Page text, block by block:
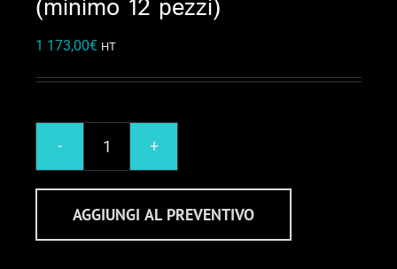
(minimo 12 pezzi)
1 173,00€ HT
Abbigliamento
personalizzabile(minimo
12
AGGIUNGI AL PREVENTIVO